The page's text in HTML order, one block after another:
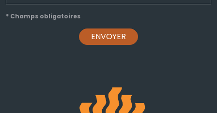
* Champs obligatoires
ENVOYER